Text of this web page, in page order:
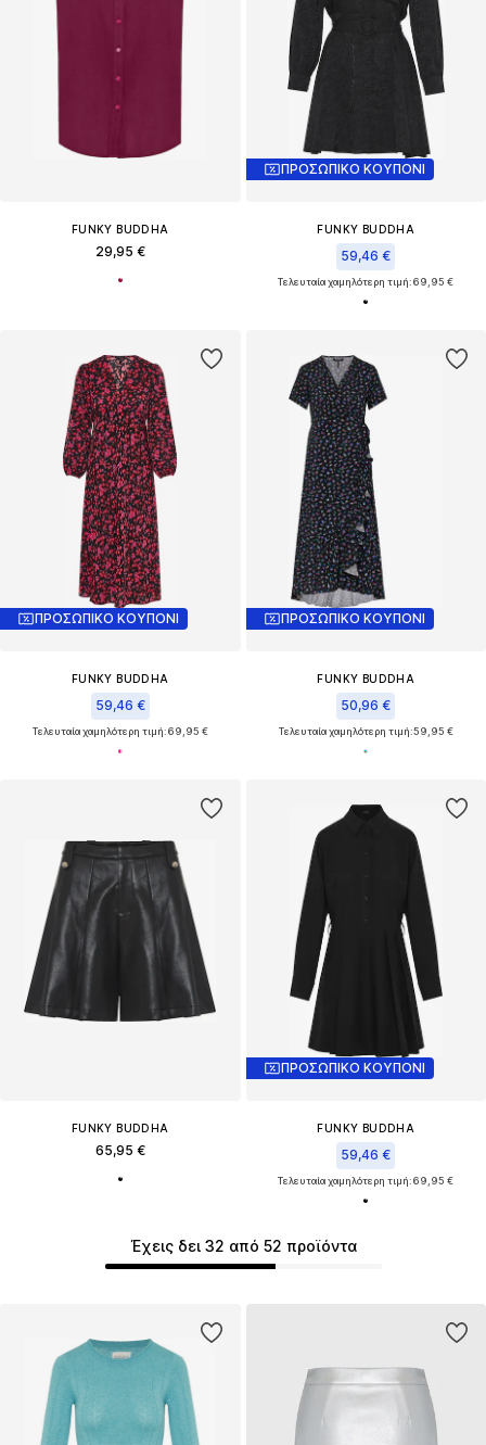
FUNKY BUDDHA
29,95 €
ΠΡΟΣΩΠΙΚΟ ΚΟΥΠΟΝΙ
FUNKY BUDDHA
59,46 €
Τελευταία χαμηλότερη τιμή:69,95 €
Έχεις δει 32 από 52 προϊόντα
ΠΡΟΣΩΠΙΚΟ ΚΟΥΠΟΝΙ
FUNKY BUDDHA
59,46 €
Τελευταία χαμηλότερη τιμή:69,95 €
ΠΡΟΣΩΠΙΚΟ ΚΟΥΠΟΝΙ
FUNKY BUDDHA
50,96 €
Τελευταία χαμηλότερη τιμή:59,95 €
FUNKY BUDDHA
65,95 €
ΠΡΟΣΩΠΙΚΟ ΚΟΥΠΟΝΙ
FUNKY BUDDHA
59,46 €
Τελευταία χαμηλότερη τιμή:69,95 €